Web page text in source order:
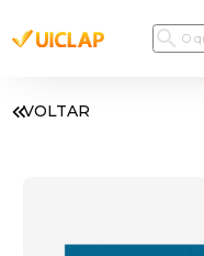
VOLTAR